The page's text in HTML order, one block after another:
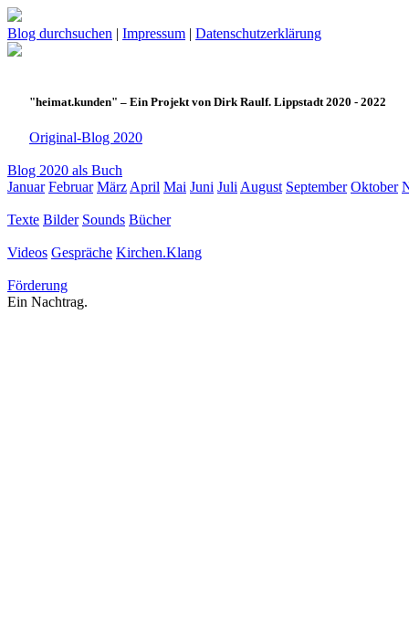
Blog durchsuchen | Impressum | Datenschutzerklärung
"heimat.kunden" – Ein Projekt von Dirk Raulf. Lippstadt 2020 - 2022
Original-Blog 2020
Blog 2020 als Buch
Januar Februar März April Mai Juni Juli August September Oktober
Texte Bilder Sounds Bücher
Videos Gespräche Kirchen.Klang
Förderung
Ein Nachtrag.